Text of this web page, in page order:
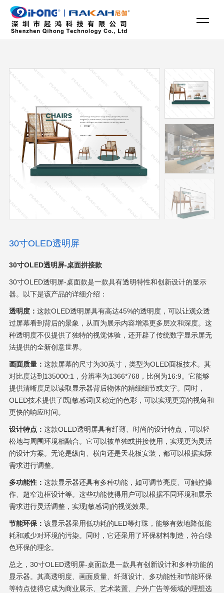
30寸OLED透明屏
30寸OLED透明屏-桌面拼接款
30寸OLED透明屏-桌面款是一款具有透明特性和创新设计的显示
器。以下是该产品的详细介绍：
透明度： 这款OLED透明屏具有高达45%的透明度，可以让观众透
过屏幕看到背后的景象，从而为展示内容增添更多层次和深度。这
种透明度不仅提供了独特的视觉体验，还开辟了传统数字显示屏无
法提供的全新创意世界。
画面质量： 这款屏幕的尺寸为30英寸，类型为OLED面板技术。其
对比度达到 135000:1 ，分辨率为1366*768 ，比例为16:9。它能够
提供清晰度足以读取显示器背后物体的精细细节或文字。同时，
OLED技术提供了既[敏感词]又稳定的色彩，可以实现更宽的视角和
更快的响应时间。
设计特点： 这款OLED透明屏具有纤薄、时尚的设计特点，可以轻
松地与周围环境相融合。它可以被单独或拼接使用，实现更为灵活
的设计方案。无论是纵向、横向还是天花板安装，都可以根据实际
需求进行调整。
多功能性： 这款显示器还具有多种功能，如可调节亮度、可触控操
作、超窄边框设计等。这些功能使得用户可以根据不同环境和展示
需求进行灵活调整，实现[敏感词]的视觉效果。
节能环保： 该显示器采用低功耗的LED等灯珠，能够有效地降低能
耗和减少对环境的污染。同时，它还采用了环保材料制造，符合绿
色环保的理念。
总之， 30寸OLED透明屏-桌面款是一款具有创新设计和多种功能的
显示器。其高透明度、画面质量、纤薄设计、多功能性和节能环保
等特点使得它成为商业展示、艺术装置、户外广告等领域的理想选